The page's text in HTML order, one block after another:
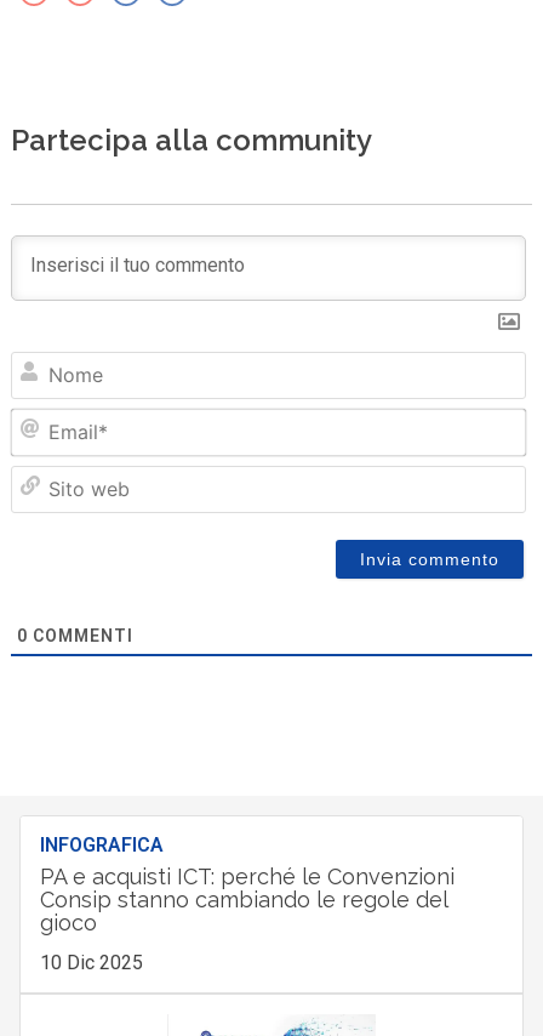
Partecipa alla community
0 COMMENTI
INFOGRAFICA
PA e acquisti ICT: perché le Convenzioni
Consip stanno cambiando le regole del
gioco
10 Dic 2025